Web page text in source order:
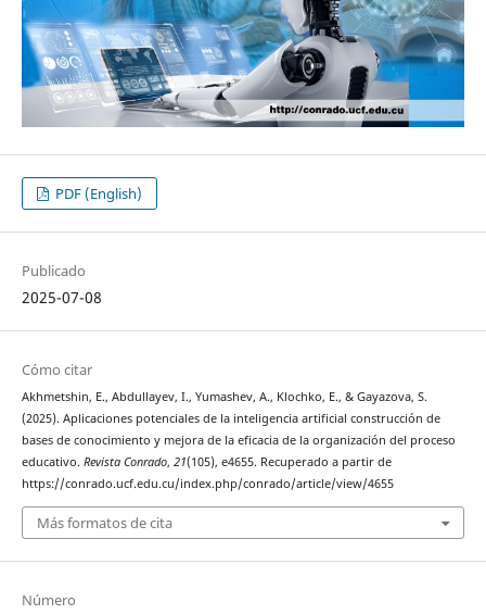
PDF (English)
Publicado
2025-07-08
Cómo citar
Akhmetshin, E., Abdullayev, I., Yumashev, A., Klochko, E., & Gayazova, S.
(2025). Aplicaciones potenciales de la inteligencia artificial construcción de
bases de conocimiento y mejora de la eficacia de la organización del proceso
educativo. Revista Conrado, 21(105), e4655. Recuperado a partir de
https://conrado.ucf.edu.cu/index.php/conrado/article/view/4655
Más formatos de cita
Número